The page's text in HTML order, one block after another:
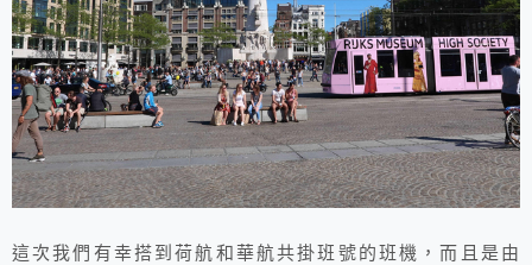
這次我們有幸搭到荷航和華航共掛班號的班機，而且是由